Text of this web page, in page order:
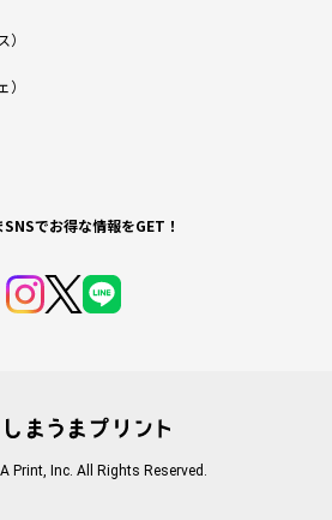
SNSでお得な情報をGET！
Print, Inc. All Rights Reserved.